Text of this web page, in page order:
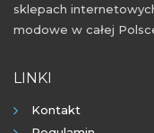
sklepach
modowe w całej
LINKI
Kontakt